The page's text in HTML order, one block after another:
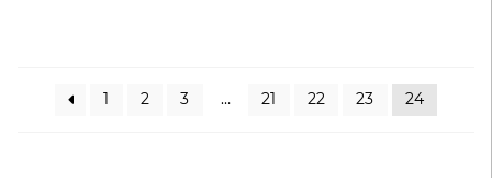
Die
1 2 3 … 21 22 23 24